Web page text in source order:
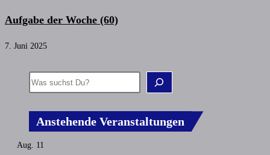
Aufgabe der Woche (60)
7. Juni 2025
Anstehende Veranstaltungen
Aug. 11